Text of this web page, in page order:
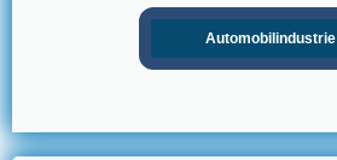
Automobilindustrie